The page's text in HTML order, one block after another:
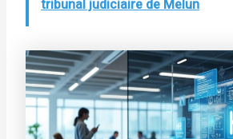
tribunal judiciaire de Melun